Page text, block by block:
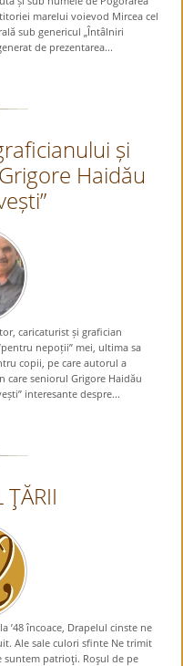
marelui voievod Mircea cel
sub genericul „Întâlniri
de prezentarea...
și
Haidău
caricaturist și grafician
nepoții” mei, ultima sa
copii, pe care autorul a
care seniorul Grigore Haidău
interesante despre...
ŢĂRII
’48 încoace, Drapelul cinste ne
Ale sale culori sfinte Ne trimit
patrioţi. Roşul de pe